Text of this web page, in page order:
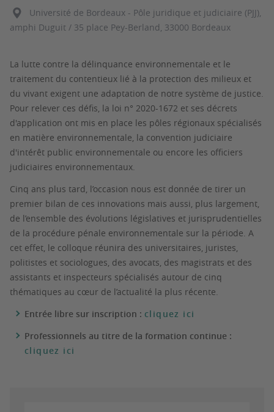
Université de Bordeaux - Pôle juridique et judiciaire (PJJ),
amphi Duguit / 35 place Pey-Berland, 33000 Bordeaux
La lutte contre la délinquance environnementale et le
traitement du contentieux lié à la protection des milieux et
du vivant exigent une adaptation de notre système de justice.
Pour relever ces défis, la loi n° 2020-1672 et ses décrets
d'application ont mis en place les pôles régionaux spécialisés
en matière environnementale, la convention judiciaire
d'intérêt public environnementale ou encore les officiers
judiciaires environnementaux.
Cinq ans plus tard, l’occasion nous est donnée de tirer un
premier bilan de ces innovations mais aussi, plus largement,
de l’ensemble des évolutions législatives et jurisprudentielles
de la procédure pénale environnementale sur la période. A
cet effet, le colloque réunira des universitaires, juristes,
politistes et sociologues, des avocats, des magistrats et des
assistants et inspecteurs spécialisés autour de cinq
thématiques au cœur de l’actualité la plus récente.
Entrée libre sur inscription : cliquez ici
Professionnels au titre de la formation continue :
cliquez ici